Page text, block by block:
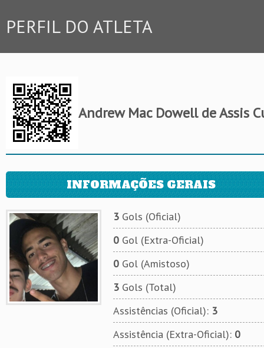
PERFIL DO ATLETA
Andrew Mac Dowell de Assis
INFORMAÇÕES GERAIS
3Gols (Oficial)
0Gol (Extra-Oficial)
0Gol (Amistoso)
3Gols (Total)
Assistências (Oficial): 3
Assistência (Extra-Oficial): 0